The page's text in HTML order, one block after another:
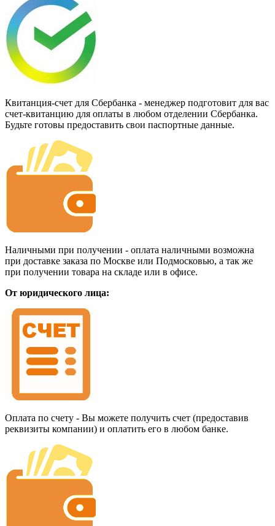
Квитанция-счет для Сбербанка - менеджер подготовит для вас
счет-квитанцию для оплаты в любом отделении Сбербанка.
Будьте готовы предоставить свои паспортные данные.
Наличными при получении - оплата наличными возможна
при доставке заказа по Москве или Подмосковью, а так же
при получении товара на складе или в офисе.
От юридического лица:
Оплата по счету - Вы можете получить счет (предоставив
реквизиты компании) и оплатить его в любом банке.